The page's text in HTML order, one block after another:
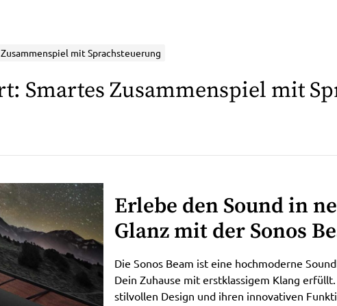
mit Sprachsteuerung
Smartes Zusammenspiel mit
Erlebe den Sound in
Glanz mit der Sonos
Die ultimative
ein beeindruckendes
Die Sonos Beam ist eine hochmoderne
Dein Zuhause mit erstklassigem Klang
stilvollen Design und ihren innovativen